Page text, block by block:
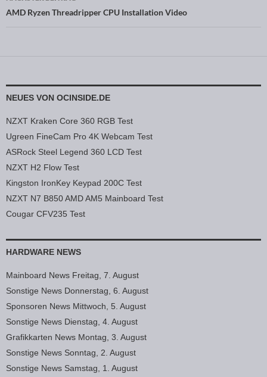
AMD Ryzen Threadripper CPU Installation Video
NEUES VON OCINSIDE.DE
NZXT Kraken Core 360 RGB Test
Ugreen FineCam Pro 4K Webcam Test
ASRock Steel Legend 360 LCD Test
NZXT H2 Flow Test
Kingston IronKey Keypad 200C Test
NZXT N7 B850 AMD AM5 Mainboard Test
Cougar CFV235 Test
HARDWARE NEWS
Mainboard News Freitag, 7. August
Sonstige News Donnerstag, 6. August
Sponsoren News Mittwoch, 5. August
Sonstige News Dienstag, 4. August
Grafikkarten News Montag, 3. August
Sonstige News Sonntag, 2. August
Sonstige News Samstag, 1. August